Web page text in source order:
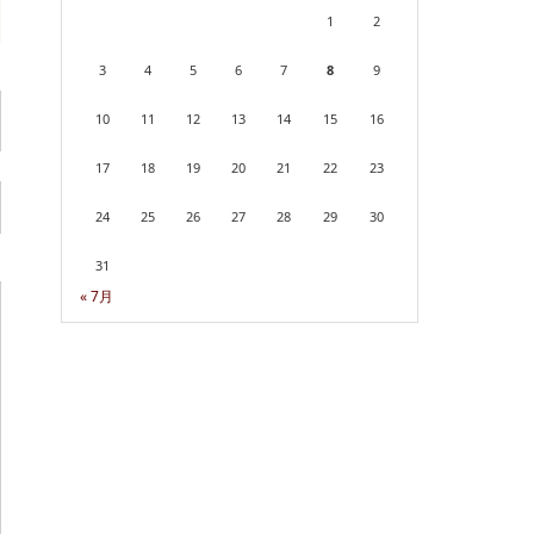
1 2
3 4 5 6 7 8 9
10 11 12 13 14 15 16
17 18 19 20 21 22 23
24 25 26 27 28 29 30
31
« 7月